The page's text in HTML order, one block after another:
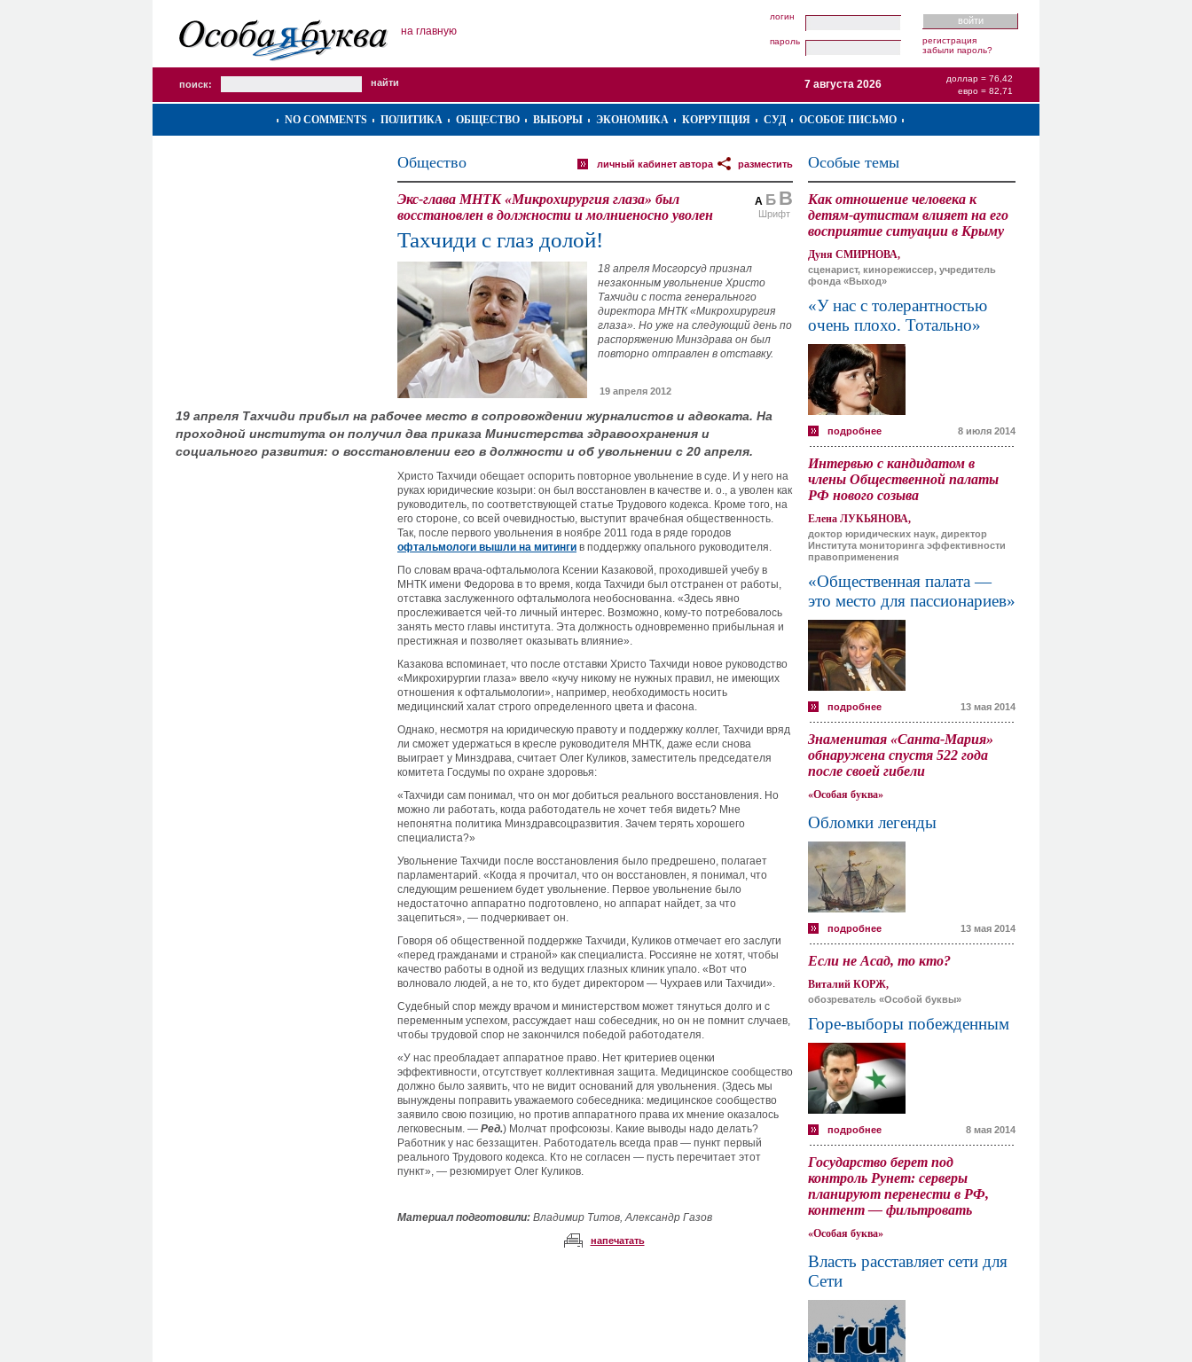
на главную
логин
пароль
регистрация
забыли пароль?
поиск:
доллар = 76,42
евро = 82,71
7 августа 2026
NO COMMENTS ПОЛИТИКА ОБЩЕСТВО ВЫБОРЫ ЭКОНОМИКА КОРРУПЦИЯ СУД ОСОБОЕ ПИСЬМО
Общество разместить
личный кабинет автора
А Б В
Шрифт
Экс-глава МНТК «Микрохирургия глаза» был
восстановлен в должности и молниеносно уволен
Тахчиди с глаз долой!
18 апреля Мосгорсуд признал
незаконным увольнение Христо
Тахчиди с поста генерального
директора МНТК «Микрохирургия
глаза». Но уже на следующий день по
распоряжению Минздрава он был
повторно отправлен в отставку.
19 апреля 2012
19 апреля Тахчиди прибыл на рабочее место в сопровождении журналистов и адвоката. На
проходной института он получил два приказа Министерства здравоохранения и
социального развития: о восстановлении его в должности и об увольнении с 20 апреля.
Христо Тахчиди обещает оспорить повторное увольнение в суде. И у него на
руках юридические козыри: он был восстановлен в качестве и. о., а уволен как
руководитель, по соответствующей статье Трудового кодекса. Кроме того, на
его стороне, со всей очевидностью, выступит врачебная общественность.
Так, после первого увольнения в ноябре 2011 года в ряде городов
офтальмологи вышли на митинги в поддержку опального руководителя.
По словам врача-офтальмолога Ксении Казаковой, проходившей учебу в
МНТК имени Федорова в то время, когда Тахчиди был отстранен от работы,
отставка заслуженного офтальмолога необоснованна. «Здесь явно
прослеживается чей-то личный интерес. Возможно, кому-то потребовалось
занять место главы института. Эта должность одновременно прибыльная и
престижная и позволяет оказывать влияние».
Казакова вспоминает, что после отставки Христо Тахчиди новое руководство
«Микрохирургии глаза» ввело «кучу никому не нужных правил, не имеющих
отношения к офтальмологии», например, необходимость носить
медицинский халат строго определенного цвета и фасона.
Однако, несмотря на юридическую правоту и поддержку коллег, Тахчиди вряд
ли сможет удержаться в кресле руководителя МНТК, даже если снова
выиграет у Минздрава, считает Олег Куликов, заместитель председателя
комитета Госдумы по охране здоровья:
«Тахчиди сам понимал, что он мог добиться реального восстановления. Но
можно ли работать, когда работодатель не хочет тебя видеть? Мне
непонятна политика Минздравсоцразвития. Зачем терять хорошего
специалиста?»
Увольнение Тахчиди после восстановления было предрешено, полагает
парламентарий. «Когда я прочитал, что он восстановлен, я понимал, что
следующим решением будет увольнение. Первое увольнение было
недостаточно аппаратно подготовлено, но аппарат найдет, за что
зацепиться», — подчеркивает он.
Говоря об общественной поддержке Тахчиди, Куликов отмечает его заслуги
«перед гражданами и страной» как специалиста. Россияне не хотят, чтобы
качество работы в одной из ведущих глазных клиник упало. «Вот что
волновало людей, а не то, кто будет директором — Чухраев или Тахчиди».
Судебный спор между врачом и министерством может тянуться долго и с
переменным успехом, рассуждает наш собеседник, но он не помнит случаев,
чтобы трудовой спор не закончился победой работодателя.
«У нас преобладает аппаратное право. Нет критериев оценки
эффективности, отсутствует коллективная защита. Медицинское сообщество
должно было заявить, что не видит оснований для увольнения. (Здесь мы
вынуждены поправить уважаемого собеседника: медицинское сообщество
заявило свою позицию, но против аппаратного права их мнение оказалось
легковесным. — Ред.) Молчат профсоюзы. Какие выводы надо делать?
Работник у нас беззащитен. Работодатель всегда прав — пункт первый
реального Трудового кодекса. Кто не согласен — пусть перечитает этот
пункт», — резюмирует Олег Куликов.
Материал подготовили: Владимир Титов, Александр Газов
напечатать
Особые темы
Как отношение человека к
детям-аутистам влияет на его
восприятие ситуации в Крыму
Дуня СМИРНОВА,
сценарист, кинорежиссер, учредитель
фонда «Выход»
«У нас с толерантностью
очень плохо. Тотально»
подробнее 8 июля 2014
Интервью с кандидатом в
члены Общественной палаты
РФ нового созыва
Елена ЛУКЬЯНОВА,
доктор юридических наук, директор
Института мониторинга эффективности
правоприменения
«Общественная палата —
это место для пассионариев»
подробнее 13 мая 2014
Знаменитая «Санта-Мария»
обнаружена спустя 522 года
после своей гибели
«Особая буква»
Обломки легенды
подробнее 13 мая 2014
Если не Асад, то кто?
Виталий КОРЖ,
обозреватель «Особой буквы»
Горе-выборы побежденным
подробнее 8 мая 2014
Государство берет под
контроль Рунет: серверы
планируют перенести в РФ,
контент — фильтровать
«Особая буква»
Власть расставляет сети для
Сети